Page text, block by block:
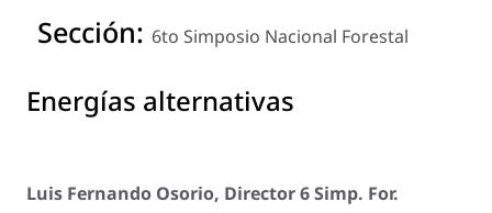
Sección: 6to Simposio Nacional Forestal
Energías alternativas
Luis Fernando Osorio, Director 6 Simp. For.